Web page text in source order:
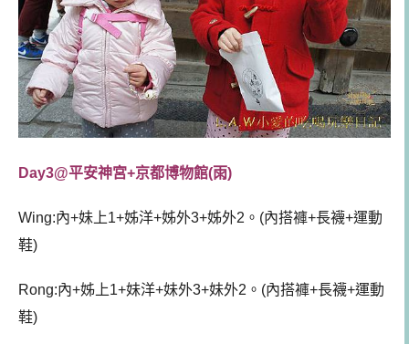
Day3@平安神宮+京都博物館(雨)
Wing:內+妹上1+姊洋+姊外3+姊外2。(內搭褲+長襪+運動
鞋)
Rong:內+姊上1+妹洋+妹外3+妹外2。(內搭褲+長襪+運動
鞋)